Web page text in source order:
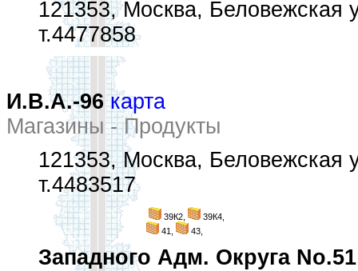
121353, Москва, Беловежская
т.4477858
И.В.А.-96 карта
Магазины - Продукты
121353, Москва, Беловежская
т.4483517
39К2,
39К4,
41,
43,
Западного Адм. Округа No.51